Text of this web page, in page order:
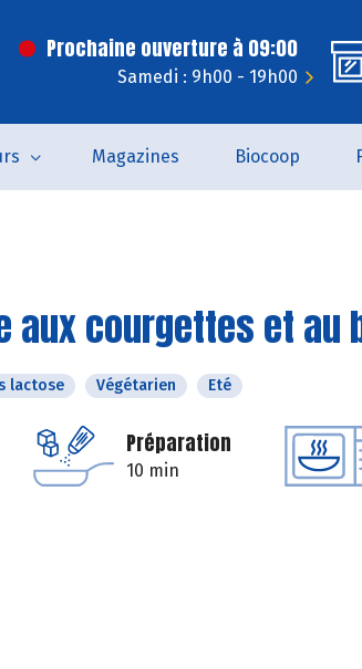
Prochaine ouverture à 09:00
Samedi : 9h00 - 19h00
Magazines Biocoop
aux courgettes et au
lactose Végétarien Eté
Préparation
10 min